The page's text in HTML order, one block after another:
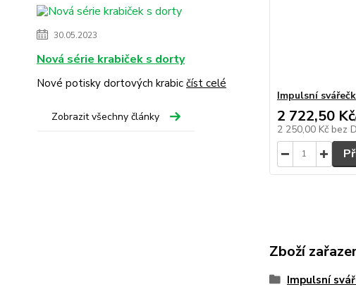
30.05.2023
Nová série krabiček s dorty
Nové potisky dortových krabic číst celé
Zobrazit všechny články
Impulsní
2 722,50 Kč
2 250,00 Kč bez
Zboží
Impulsní